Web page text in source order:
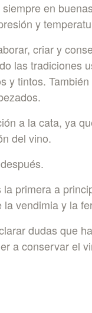
en
y
criar y
las tradiciones
y tintos.
a la cata, ya
del vino.
primera a
vendimia y la
dudas que
a conservar el